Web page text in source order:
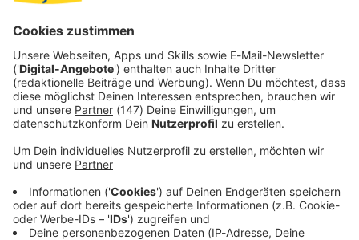
Rivalen Argentinien reichte es nicht. «Wir hätten ein Tor
schießen sollen», sagte Lorenzo. Das hätte an diesem